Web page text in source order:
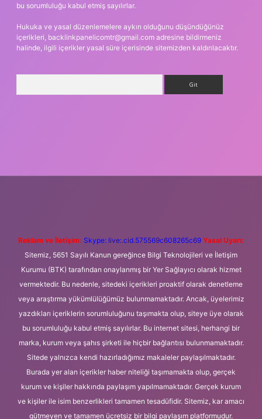
bu sorumluluğu kabul etmiş sayılırlar.
Hukuka ve yasal düzenlemelere aykırı olduğunu düşündüğünüz
içerikleri, backlinkpanelicomtr@gmail.com adresine bildirmeniz
halinde, ilgili içerikler yasal süre içerisinde sitemizden kaldırılacaktır.
Reklam ve İletişim: Skype: live:.cid.575569c608265c69 Yasal Uyarı:
Sitemiz, 5651 Sayılı Kanun gereğince Bilgi Teknolojileri ve İletişim
Kurumu (BTK) tarafından onaylanmış bir Yer Sağlayıcı olarak hizmet
vermektedir. Bu nedenle, sitedeki içerikleri proaktif olarak denetleme
veya araştırma yükümlülüğümüz bulunmamaktadır. Ancak, üyelerimiz
yazdıkları içeriklerin sorumluluğunu taşımakta olup, siteye üye olarak
bu sorumluluğu kabul etmiş sayılırlar. Bu internet sitesi, herhangi bir
marka, kurum veya şahıs şirketi ile hiçbir bağlantısı bulunmamaktadır.
Sitede yalnızca kendi hazırladığımız makaleler paylaşılmaktadır.
Burada yer alan içerikler haber niteliği taşımamakta olup, gerçek
kurum ve kişiler hakkında paylaşım yapılmamaktadır. Gerçek kurum
ve kişiler ile isim benzerlikleri tamamen tesadüfidir. Sitemiz, kar amacı
gütmeyen ve tamamen ücretsiz bir bilgi paylaşım platformudur.